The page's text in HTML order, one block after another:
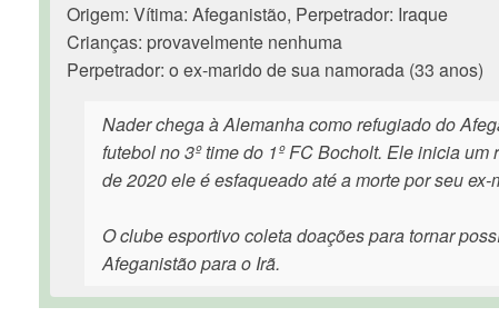
Origem: Vítima: Afeganistão, Perpetrador: Iraque
Crianças: provavelmente nenhuma
Perpetrador: o ex-marido de sua namorada (33 anos)
Nader chega à Alemanha como refugiado do
futebol no 3º time do 1º FC Bocholt. Ele inicia
de 2020 ele é esfaqueado até a morte por seu
O clube esportivo coleta doações para tornar
Afeganistão para o Irã.